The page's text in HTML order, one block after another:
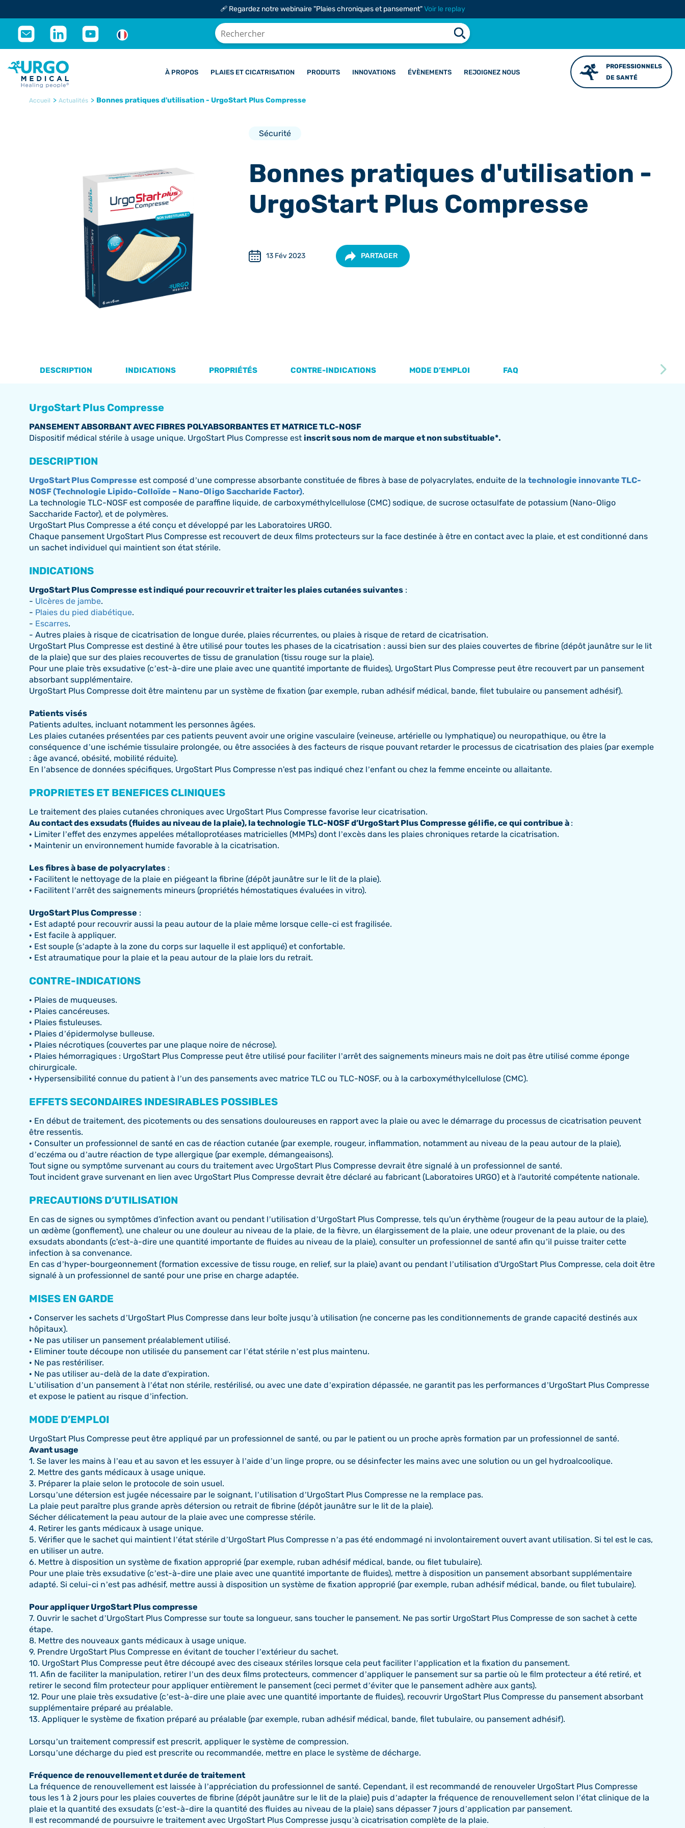
🩹 Regardez notre webinaire "Plaies chroniques et pansement"Voir le replay
À PROPOS PLAIES ET CICATRISATION PRODUITS INNOVATIONS ÉVÈNEMENTS REJOIGNEZ NOUS
PROFESSIONNELS
DE SANTÉ
Accueil > Actualités > Bonnes pratiques d'utilisation - UrgoStart Plus Compresse
Sécurité
Bonnes pratiques d'utilisation -
UrgoStart Plus Compresse
13 Fév 2023 PARTAGER
DESCRIPTION INDICATIONS PROPRIÉTÉS CONTRE-INDICATIONS MODE D’EMPLOI FAQ
UrgoStart Plus Compresse
PANSEMENT ABSORBANT AVEC FIBRES POLYABSORBANTES ET MATRICE TLC-NOSF
Dispositif médical stérile à usage unique. UrgoStart Plus Compresse est inscrit sous nom de marque et non substituable*.
DESCRIPTION
UrgoStart Plus Compresse est composé d’une compresse absorbante constituée de fibres à base de polyacrylates, enduite de la technologie innovante TLC-
NOSF (Technologie Lipido-Colloïde – Nano-Oligo Saccharide Factor).
La technologie TLC-NOSF est composée de paraffine liquide, de carboxyméthylcellulose (CMC) sodique, de sucrose octasulfate de potassium (Nano-Oligo
Saccharide Factor), et de polymères.
UrgoStart Plus Compresse a été conçu et développé par les Laboratoires URGO.
Chaque pansement UrgoStart Plus Compresse est recouvert de deux films protecteurs sur la face destinée à être en contact avec la plaie, et est conditionné dans
un sachet individuel qui maintient son état stérile.
INDICATIONS
UrgoStart Plus Compresse est indiqué pour recouvrir et traiter les plaies cutanées suivantes :
- Ulcères de jambe.
- Plaies du pied diabétique.
- Escarres.
- Autres plaies à risque de cicatrisation de longue durée, plaies récurrentes, ou plaies à risque de retard de cicatrisation.
UrgoStart Plus Compresse est destiné à être utilisé pour toutes les phases de la cicatrisation : aussi bien sur des plaies couvertes de fibrine (dépôt jaunâtre sur le lit
de la plaie) que sur des plaies recouvertes de tissu de granulation (tissu rouge sur la plaie).
Pour une plaie très exsudative (c’est-à-dire une plaie avec une quantité importante de fluides), UrgoStart Plus Compresse peut être recouvert par un pansement
absorbant supplémentaire.
UrgoStart Plus Compresse doit être maintenu par un système de fixation (par exemple, ruban adhésif médical, bande, filet tubulaire ou pansement adhésif).
Patients visés
Patients adultes, incluant notamment les personnes âgées.
Les plaies cutanées présentées par ces patients peuvent avoir une origine vasculaire (veineuse, artérielle ou lymphatique) ou neuropathique, ou être la
conséquence d’une ischémie tissulaire prolongée, ou être associées à des facteurs de risque pouvant retarder le processus de cicatrisation des plaies (par exemple
: âge avancé, obésité, mobilité réduite).
En l’absence de données spécifiques, UrgoStart Plus Compresse n'est pas indiqué chez l’enfant ou chez la femme enceinte ou allaitante.
PROPRIETES ET BENEFICES CLINIQUES
Le traitement des plaies cutanées chroniques avec UrgoStart Plus Compresse favorise leur cicatrisation.
Au contact des exsudats (fluides au niveau de la plaie), la technologie TLC-NOSF d’UrgoStart Plus Compresse gélifie, ce qui contribue à :
• Limiter l’effet des enzymes appelées métalloprotéases matricielles (MMPs) dont l’excès dans les plaies chroniques retarde la cicatrisation.
• Maintenir un environnement humide favorable à la cicatrisation.
Les fibres à base de polyacrylates :
• Facilitent le nettoyage de la plaie en piégeant la fibrine (dépôt jaunâtre sur le lit de la plaie).
• Facilitent l’arrêt des saignements mineurs (propriétés hémostatiques évaluées in vitro).
UrgoStart Plus Compresse :
• Est adapté pour recouvrir aussi la peau autour de la plaie même lorsque celle-ci est fragilisée.
• Est facile à appliquer.
• Est souple (s’adapte à la zone du corps sur laquelle il est appliqué) et confortable.
• Est atraumatique pour la plaie et la peau autour de la plaie lors du retrait.
CONTRE-INDICATIONS
• Plaies de muqueuses.
• Plaies cancéreuses.
• Plaies fistuleuses.
• Plaies d’épidermolyse bulleuse.
• Plaies nécrotiques (couvertes par une plaque noire de nécrose).
• Plaies hémorragiques : UrgoStart Plus Compresse peut être utilisé pour faciliter l’arrêt des saignements mineurs mais ne doit pas être utilisé comme éponge
chirurgicale.
• Hypersensibilité connue du patient à l’un des pansements avec matrice TLC ou TLC-NOSF, ou à la carboxyméthylcellulose (CMC).
EFFETS SECONDAIRES INDESIRABLES POSSIBLES
• En début de traitement, des picotements ou des sensations douloureuses en rapport avec la plaie ou avec le démarrage du processus de cicatrisation peuvent
être ressentis.
• Consulter un professionnel de santé en cas de réaction cutanée (par exemple, rougeur, inflammation, notamment au niveau de la peau autour de la plaie),
d’eczéma ou d’autre réaction de type allergique (par exemple, démangeaisons).
Tout signe ou symptôme survenant au cours du traitement avec UrgoStart Plus Compresse devrait être signalé à un professionnel de santé.
Tout incident grave survenant en lien avec UrgoStart Plus Compresse devrait être déclaré au fabricant (Laboratoires URGO) et à l'autorité compétente nationale.
PRECAUTIONS D’UTILISATION
En cas de signes ou symptômes d'infection avant ou pendant l’utilisation d’UrgoStart Plus Compresse, tels qu'un érythème (rougeur de la peau autour de la plaie),
un œdème (gonflement), une chaleur ou une douleur au niveau de la plaie, de la fièvre, un élargissement de la plaie, une odeur provenant de la plaie, ou des
exsudats abondants (c'est-à-dire une quantité importante de fluides au niveau de la plaie), consulter un professionnel de santé afin qu’il puisse traiter cette
infection à sa convenance.
En cas d’hyper-bourgeonnement (formation excessive de tissu rouge, en relief, sur la plaie) avant ou pendant l’utilisation d'UrgoStart Plus Compresse, cela doit être
signalé à un professionnel de santé pour une prise en charge adaptée.
MISES EN GARDE
• Conserver les sachets d’UrgoStart Plus Compresse dans leur boîte jusqu’à utilisation (ne concerne pas les conditionnements de grande capacité destinés aux
hôpitaux).
• Ne pas utiliser un pansement préalablement utilisé.
• Eliminer toute découpe non utilisée du pansement car l’état stérile n’est plus maintenu.
• Ne pas restériliser.
• Ne pas utiliser au-delà de la date d'expiration.
L’utilisation d’un pansement à l’état non stérile, restérilisé, ou avec une date d’expiration dépassée, ne garantit pas les performances d’UrgoStart Plus Compresse
et expose le patient au risque d’infection.
MODE D’EMPLOI
UrgoStart Plus Compresse peut être appliqué par un professionnel de santé, ou par le patient ou un proche après formation par un professionnel de santé.
Avant usage
1. Se laver les mains à l’eau et au savon et les essuyer à l’aide d’un linge propre, ou se désinfecter les mains avec une solution ou un gel hydroalcoolique.
2. Mettre des gants médicaux à usage unique.
3. Préparer la plaie selon le protocole de soin usuel.
Lorsqu’une détersion est jugée nécessaire par le soignant, l’utilisation d’UrgoStart Plus Compresse ne la remplace pas.
La plaie peut paraître plus grande après détersion ou retrait de fibrine (dépôt jaunâtre sur le lit de la plaie).
Sécher délicatement la peau autour de la plaie avec une compresse stérile.
4. Retirer les gants médicaux à usage unique.
5. Vérifier que le sachet qui maintient l’état stérile d’UrgoStart Plus Compresse n’a pas été endommagé ni involontairement ouvert avant utilisation. Si tel est le cas,
en utiliser un autre.
6. Mettre à disposition un système de fixation approprié (par exemple, ruban adhésif médical, bande, ou filet tubulaire).
Pour une plaie très exsudative (c’est-à-dire une plaie avec une quantité importante de fluides), mettre à disposition un pansement absorbant supplémentaire
adapté. Si celui-ci n’est pas adhésif, mettre aussi à disposition un système de fixation approprié (par exemple, ruban adhésif médical, bande, ou filet tubulaire).
Pour appliquer UrgoStart Plus compresse
7. Ouvrir le sachet d’UrgoStart Plus Compresse sur toute sa longueur, sans toucher le pansement. Ne pas sortir UrgoStart Plus Compresse de son sachet à cette
étape.
8. Mettre des nouveaux gants médicaux à usage unique.
9. Prendre UrgoStart Plus Compresse en évitant de toucher l’extérieur du sachet.
10. UrgoStart Plus Compresse peut être découpé avec des ciseaux stériles lorsque cela peut faciliter l’application et la fixation du pansement.
11. Afin de faciliter la manipulation, retirer l’un des deux films protecteurs, commencer d’appliquer le pansement sur sa partie où le film protecteur a été retiré, et
retirer le second film protecteur pour appliquer entièrement le pansement (ceci permet d’éviter que le pansement adhère aux gants).
12. Pour une plaie très exsudative (c’est-à-dire une plaie avec une quantité importante de fluides), recouvrir UrgoStart Plus Compresse du pansement absorbant
supplémentaire préparé au préalable.
13. Appliquer le système de fixation préparé au préalable (par exemple, ruban adhésif médical, bande, filet tubulaire, ou pansement adhésif).
Lorsqu’un traitement compressif est prescrit, appliquer le système de compression.
Lorsqu’une décharge du pied est prescrite ou recommandée, mettre en place le système de décharge.
Fréquence de renouvellement et durée de traitement
La fréquence de renouvellement est laissée à l’appréciation du professionnel de santé. Cependant, il est recommandé de renouveler UrgoStart Plus Compresse
tous les 1 à 2 jours pour les plaies couvertes de fibrine (dépôt jaunâtre sur le lit de la plaie) puis d’adapter la fréquence de renouvellement selon l’état clinique de la
plaie et la quantité des exsudats (c’est-à-dire la quantité des fluides au niveau de la plaie) sans dépasser 7 jours d’application par pansement.
Il est recommandé de poursuivre le traitement avec UrgoStart Plus Compresse jusqu’à cicatrisation complète de la plaie.